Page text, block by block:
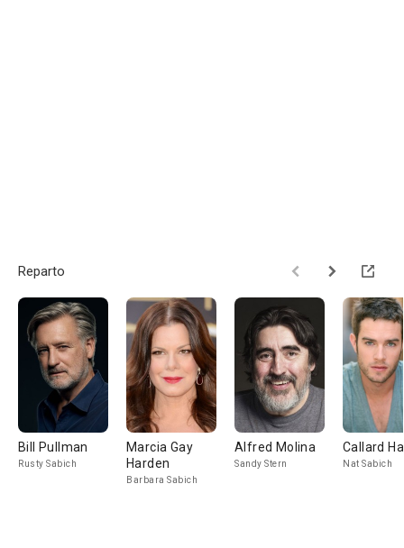
Reparto
Bill Pullman
Rusty Sabich
Marcia Gay
Harden
Barbara Sabich
Alfred Molina
Sandy Stern
Callard
Nat Sabich